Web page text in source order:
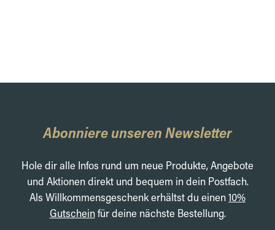
Abonniere unseren Newsletter
Hole dir alle Infos rund um neue Produkte, Angebote
und Aktionen direkt und bequem in dein Postfach.
Als Willkommensgeschenk erhältst du einen10%
Gutscheinfür deine nächste Bestellung.